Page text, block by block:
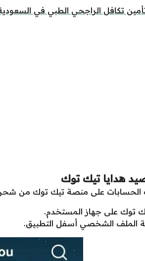
تكافل الراجحي الطبي في
هدايا تيك توك
على منصة تيك توك من شحن
توك على جهاز المستخدم.
الملف الشخصي أسفل التطبيق.